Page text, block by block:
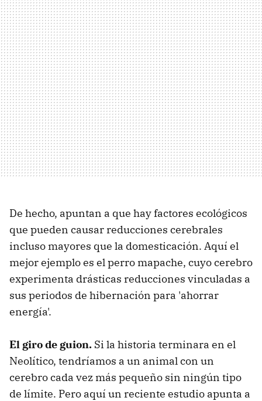
De hecho, apuntan a que hay factores ecológicos
que pueden causar reducciones cerebrales
incluso mayores que la domesticación. Aquí el
mejor ejemplo es el perro mapache, cuyo cerebro
experimenta drásticas reducciones vinculadas a
sus periodos de hibernación para 'ahorrar
energía'.
El giro de guion. Si la historia terminara en el
Neolítico, tendríamos a un animal con un
cerebro cada vez más pequeño sin ningún tipo
de límite. Pero aquí un reciente estudio apunta a